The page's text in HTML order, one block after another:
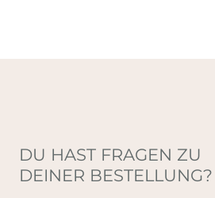
DU HAST FRAGEN ZU
DEINER BESTELLUNG?